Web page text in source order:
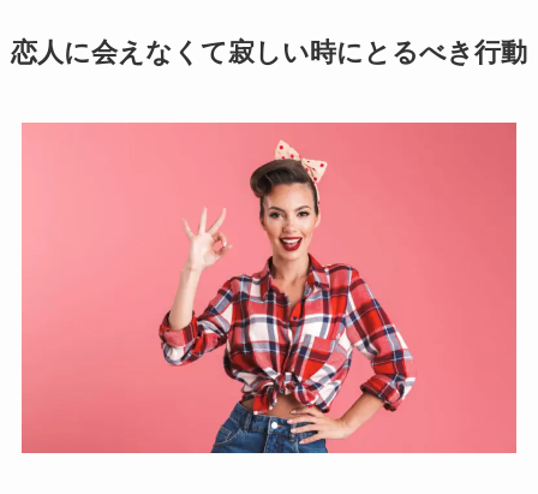
恋人に会えなくて寂しい時にとるべき行動